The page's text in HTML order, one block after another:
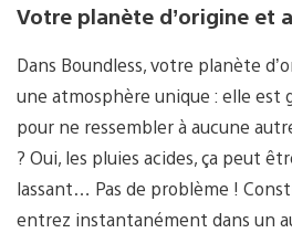
Votre planète d’origine et
Dans Boundless, votre planète
une atmosphère unique : elle est
pour ne ressembler à aucune
? Oui, les pluies acides, ça peut
lassant… Pas de problème !
entrez instantanément dans un